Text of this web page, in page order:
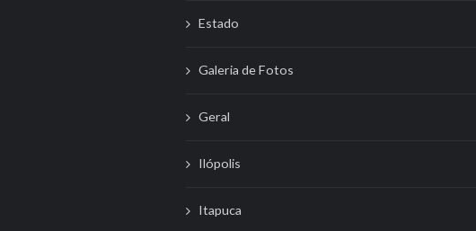
Estado
Galeria de Fotos
Geral
Ilópolis
Itapuca